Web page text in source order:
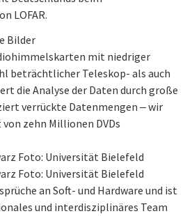
LOFAR.
Bilder
mit niedriger
beträchtlicher Teleskop- als auch
die Analyse der Daten durch große
verrückte Datenmengen ‒ wir
zehn Millionen DVDs
Foto: Universität Bielefeld
Foto: Universität Bielefeld
an Soft- und Hardware und ist
und interdisziplinäres Team